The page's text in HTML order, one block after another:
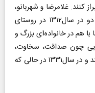
کنند. غلامرضا و شهربانو،
پسر عمه و دختردایی هستند که هر دو در سال۱۳۱۲ در روستای
با هم در خانواده‌ای بزرگ و
چون صداقت، سخاوت،
قناعت، ایمان و سخت‌کوشی را آموختند و در سال۱۳۳۱ در حالی که